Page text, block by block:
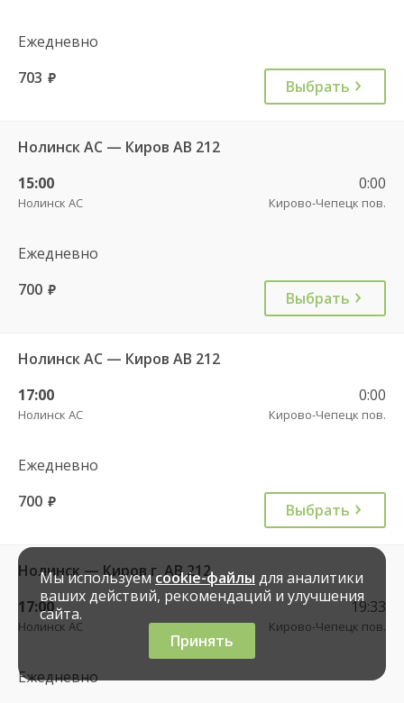
Ежедневно
703 руб. Выбрать
Нолинск АС — Киров АВ 212
15:00
Нолинск АС
0:00
Кирово-Чепецк пов.
Ежедневно
700 руб. Выбрать
Нолинск АС — Киров АВ 212
17:00
Нолинск АС
0:00
Кирово-Чепецк пов.
Ежедневно
700 руб. Выбрать
Нолинск — Киров г. АВ 212
17:00
Нолинск АС
19:33
Кирово-Чепецк пов.
Ежедневно
Мы используемcookie-файлы для аналитики
ваших действий, рекомендаций и улучшения
сайта.
Принять